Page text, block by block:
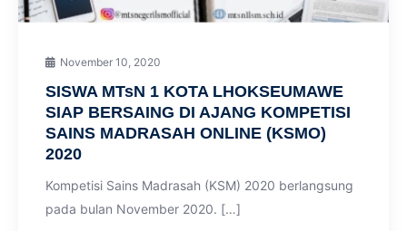
November 10, 2020
SISWA MTsN 1 KOTA LHOKSEUMAWE
SIAP BERSAING DI AJANG KOMPETISI
SAINS MADRASAH ONLINE (KSMO)
2020
Kompetisi Sains Madrasah (KSM) 2020 berlangsung
pada bulan November 2020. […]